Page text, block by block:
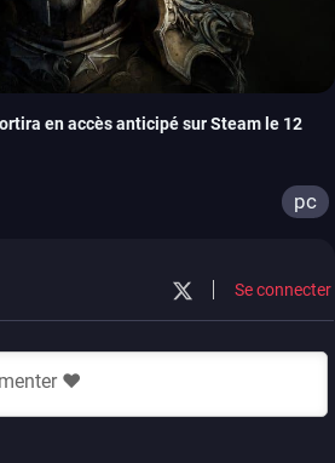
en accès anticipé sur Steam le 12
pc
Se connecter